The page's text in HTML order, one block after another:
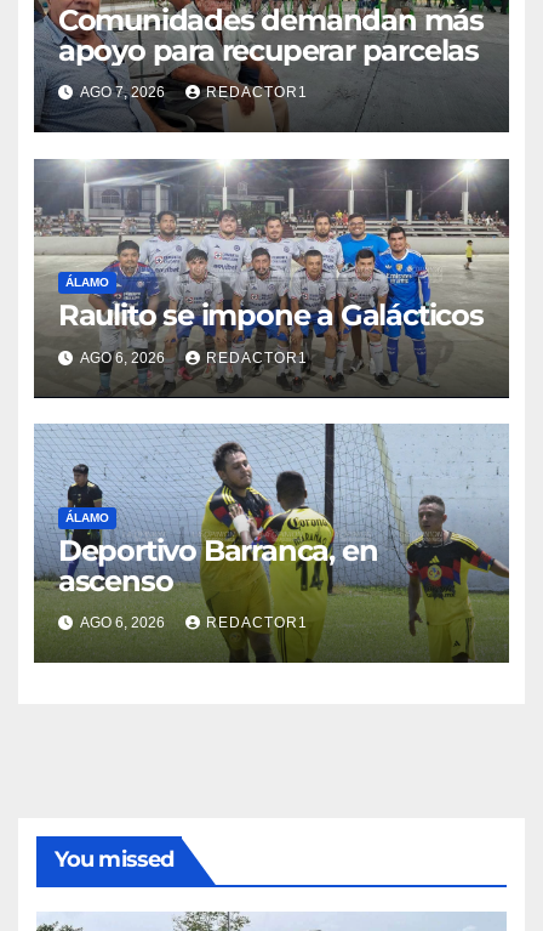
Comunidades demandan más
apoyo para recuperar parcelas
AGO 7, 2026 REDACTOR1
ÁLAMO
Raulito se impone a Galácticos
AGO 6, 2026 REDACTOR1
ÁLAMO
Deportivo Barranca, en
ascenso
AGO 6, 2026 REDACTOR1
You missed